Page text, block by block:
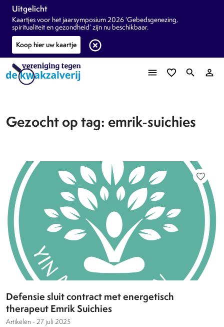
Uitgelicht
Kaartjes voor het jaarsymposium 2026 ‘Gebedsgenezing,
spiritualiteit en gezondheid’ zijn nu beschikbaar.
Koop hier uw kaartje
highlight_off
menu favorite_border search person_outline
Gezocht op tag: emrik-suichies
favorite_border
Defensie sluit contract met energetisch
therapeut Emrik Suichies
Artikelen - 27 juli 2025